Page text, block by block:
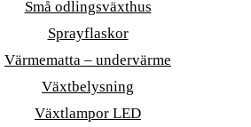
Små odlingsväxthus
Sprayflaskor
Värmematta – undervärme
Växtbelysning
Växtlampor LED